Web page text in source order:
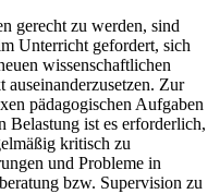
gerecht zu werden, sind
Unterricht gefordert, sich
wissenschaftlichen
Zur
pädagogischen Aufgaben
Belastung ist es erforderlich,
kritisch zu
und Probleme in
bzw. Supervision zu